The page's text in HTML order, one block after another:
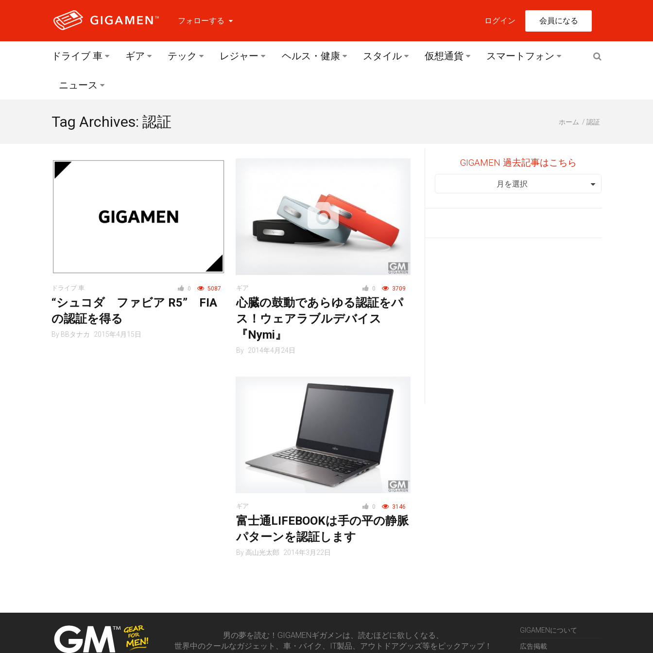
フォローする
フォローする Facebook
ログイン 会員になる
ドライブ 車 ギア テック レジャー ヘルス・健康 スタイル 仮想通貨 スマートフォン
ニュース
Tag Archives: 認証 ホーム 認証
0 5087
ドライブ 車
“シュコダ ファビア R5” FIA
の認証を得る
By BBタナカ 2015年4月15日
0 3709
ギア
心臓の鼓動であらゆる認証をパ
ス！ウェアラブルデバイス
『Nymi』
By 2014年4月24日
0 3146
ギア
富士通LIFEBOOKは手の平の静脈
パターンを認証します
By 高山光太郎 2014年3月22日
GIGAMEN 過去記事はこちら
GIGAMEN 過去記事はこちら
月を選択
男の夢を読む！GIGAMENギガメンは、読むほどに欲しくなる、
世界中のクールなガジェット、車・バイク、IT製品、アウトドアグッズ等をピックアップ！
GIGAMENについて
広告掲載